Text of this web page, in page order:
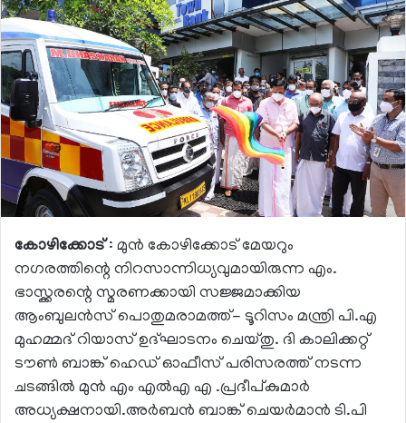
കോഴിക്കോട്: മുൻ കോഴിക്കോട് മേയറും
നഗരത്തിന്റെ നിറസാന്നിധ്യവുമായിരുന്ന എം.
ഭാസ്ക്കരന്റെ സ്മരണക്കായി സജ്ജമാക്കിയ
ആംബുലൻസ് പൊതുമരാമത്ത്- ടൂറിസം മന്ത്രി പി.എ
മുഹമ്മദ് റിയാസ് ഉദ്ഘാടനം ചെയ്തു. ദി കാലിക്കറ്റ്
ടൗൺ ബാങ്ക് ഹെഡ് ഓഫീസ് പരിസരത്ത് നടന്ന
ചടങ്ങിൽ മുൻ എം എൽഎ എ .പ്രദീപ്കുമാർ
അധ്യക്ഷനായി.അർബൻ ബാങ്ക് ചെയർമാൻ ടി.പി